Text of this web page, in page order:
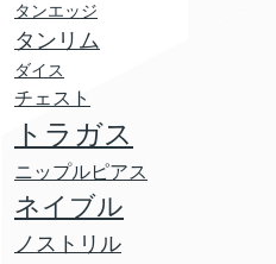
タンエッジ
タンリム
ダイス
チェスト
トラガス
ニップルピアス
ネイブル
ノストリル